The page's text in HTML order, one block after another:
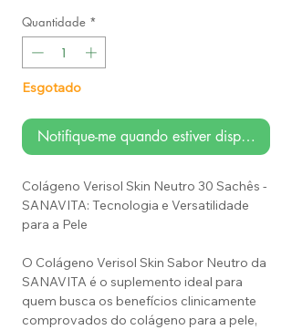
Quantidade *
Esgotado
Notifique-me quando estiver disponível
Colágeno Verisol Skin Neutro 30 Sachês -
SANAVITA: Tecnologia e Versatilidade
para a Pele
O Colágeno Verisol Skin Sabor Neutro da
SANAVITA é o suplemento ideal para
quem busca os benefícios clinicamente
comprovados do colágeno para a pele,